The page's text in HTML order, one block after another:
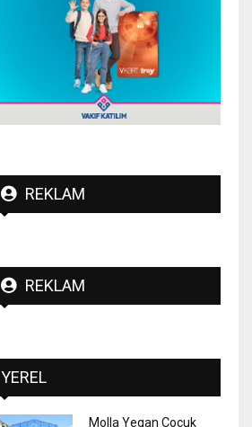
REKLAM
REKLAM
YEREL
Molla Yegan Çocuk